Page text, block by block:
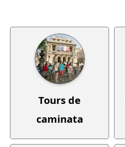
Tours de
caminata